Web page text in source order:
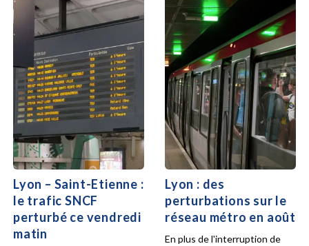
Lyon – Saint-Etienne :
le trafic SNCF
perturbé ce vendredi
matin
Lyon : des
perturbations sur le
réseau métro en août
En plus de l'interruption de